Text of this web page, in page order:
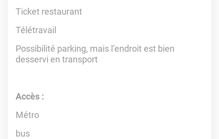
Ticket restaurant
Télétravail
Possibilité parking, mais l’endroit est bien
desservi en transport
Accès :
Métro
bus